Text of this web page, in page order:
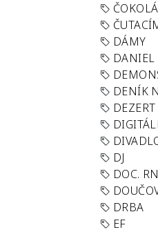
DÁMY
DANIEL
DENÍK N
DEZERT
DJ
DOC.
DRBA
EF